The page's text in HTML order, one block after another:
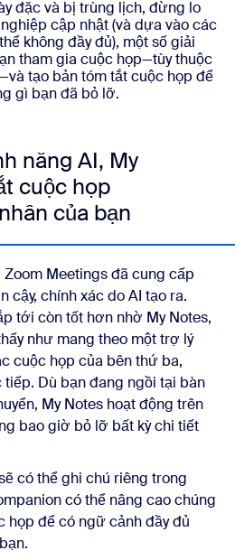
đặc và bị trùng lịch, đừng lo
cập nhật (và dựa vào các
không đầy đủ), một số giải
tham gia cuộc họp—tùy thuộc
tạo bản tóm tắt cuộc họp để
gì bạn đã bỏ lỡ.
năng AI, My
cuộc họp
của bạn
Meetings đã cung cấp
cậy, chính xác do AI tạo ra.
tới còn tốt hơn nhờ My Notes,
như mang theo một trợ lý
cuộc họp của bên thứ ba,
Dù bạn đang ngồi tại bàn
My Notes hoạt động trên
bao giờ bỏ lỡ bất kỳ chi tiết
có thể ghi chú riêng trong
có thể nâng cao chúng
họp để có ngữ cảnh đầy đủ